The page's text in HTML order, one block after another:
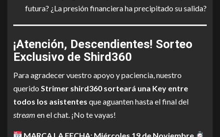
futura? ¿La presión financiera ha precipitado su salida?
¡Atención, Descendientes! Sorteo
Exclusivo de Shird360
Para agradecer vuestro apoyo y paciencia, nuestro
querido Strimer shird360 sorteará una Key entre
todos los asistentes que aguanten hasta el final del
stream en el chat. ¡No te vayas!